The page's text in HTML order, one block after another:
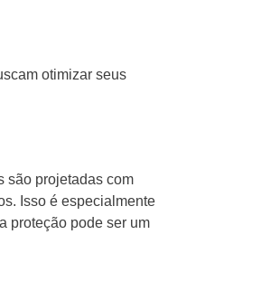
otimizar seus
são projetadas com
Isso é especialmente
proteção pode ser um